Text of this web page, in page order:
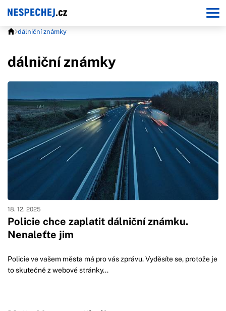
dálniční známky
dálniční známky
Policie chce zaplatit dálniční známku.
Nenaleťte jim
18. 12. 2025
Policie ve vašem města má pro vás zprávu. Vyděsíte se, protože je
to skutečně z webové stránky...